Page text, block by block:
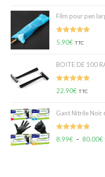
Film pour pen
Note5.00
5.90€ TTC
BOITE DE 100
Note5.00
22.90€ TTC
Gant Nitrile Noir
Note5.00
8.99€ – 80.00€